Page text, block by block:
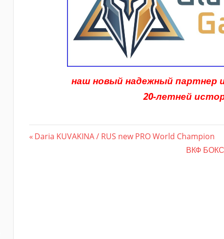
наш новый надежный партнер
20-летней
Beitragsnavigation
Vorheriger
Daria KUVAKINA / RUS new PRO World Champion
Nächster
ВКФ БОКС